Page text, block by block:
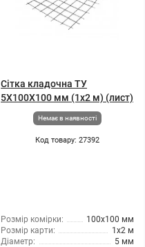
Сітка кладочна ТУ
5X100X100 мм (1x2 м) (лист)
Немає в наявності
Код товару: 27392
Розмір комірки:
100x100 мм
Розмір карти:
1x2 м
Діаметр:
5 мм